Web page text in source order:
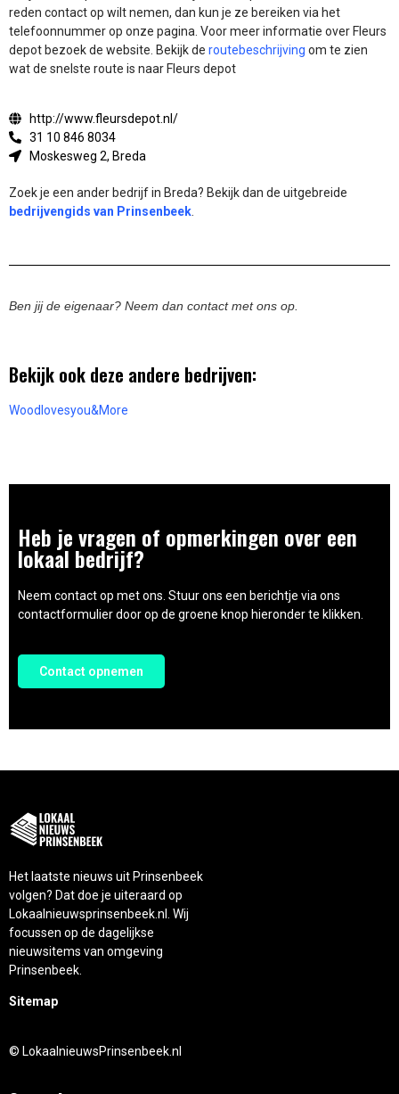
reden contact op wilt nemen, dan kun je ze bereiken via het
telefoonnummer op onze pagina. Voor meer informatie over Fleurs
depot bezoek de website. Bekijk de routebeschrijving om te zien
wat de snelste route is naar Fleurs depot
http://www.fleursdepot.nl/
31 10 846 8034
Moskesweg 2, Breda
Zoek je een ander bedrijf in Breda? Bekijk dan de uitgebreide
bedrijvengids van Prinsenbeek
Ben jij de eigenaar? Neem dan contact met ons op.
Bekijk ook deze andere bedrijven:
Woodlovesyou&More
Heb je vragen of opmerkingen over een
lokaal bedrijf?
Neem contact op met ons. Stuur ons een berichtje via ons
contactformulier door op de groene knop hieronder te klikken.
Contact opnemen
Het laatste nieuws uit Prinsenbeek
volgen? Dat doe je uiteraard op
Lokaalnieuwsprinsenbeek.nl. Wij
focussen op de dagelijkse
nieuwsitems van omgeving
Prinsenbeek.
Sitemap
© LokaalnieuwsPrinsenbeek.nl